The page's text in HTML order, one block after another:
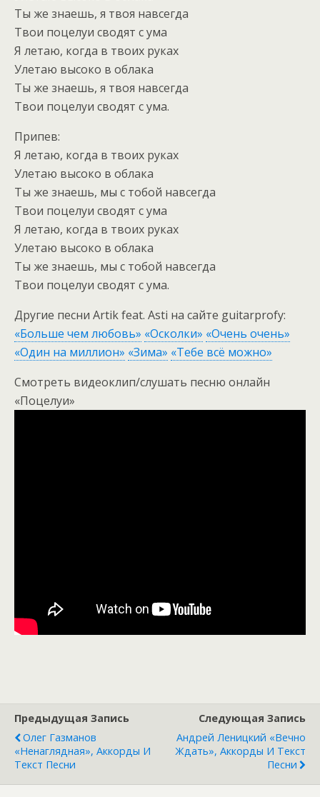
Ты же знаешь, я твоя навсегда
Твои поцелуи сводят с ума
Я летаю, когда в твоих руках
Улетаю высоко в облака
Ты же знаешь, я твоя навсегда
Твои поцелуи сводят с ума.
Припев:
Я летаю, когда в твоих руках
Улетаю высоко в облака
Ты же знаешь, мы с тобой навсегда
Твои поцелуи сводят с ума
Я летаю, когда в твоих руках
Улетаю высоко в облака
Ты же знаешь, мы с тобой навсегда
Твои поцелуи сводят с ума.
Другие песни Artik feat. Asti на сайте guitarprofy:
«Больше чем любовь» «Осколки» «Очень очень»
«Один на миллион» «Зима» «Тебе всё можно»
Смотреть видеоклип/слушать песню онлайн
«Поцелуи»
Предыдущая Запись
Олег Газманов
«Ненаглядная», Аккорды И
Текст Песни
Следующая Запись
Андрей Леницкий «Вечно
Ждать», Аккорды И Текст
Песни